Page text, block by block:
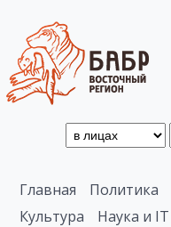
Главная Политика
Культура
Наука и IT